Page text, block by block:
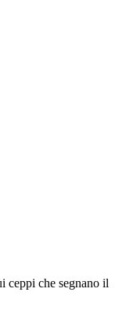
ceppi che segnano il